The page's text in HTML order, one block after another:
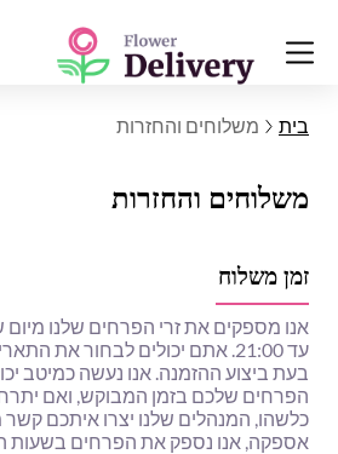
בית משלוחים והחזרות
משלוחים והחזרות
זמן משלוח
עד 21:00. אתם יכולים לבחור את
בעת ביצוע ההזמנה. אנו נעשה כמיטב
הפרחים שלכם בזמן המבוקש, ואם
כלשהו, ​​המנהלים שלנו יצרו איתכם קשר
אספקה, אנו נספק את הפרחים בשעות